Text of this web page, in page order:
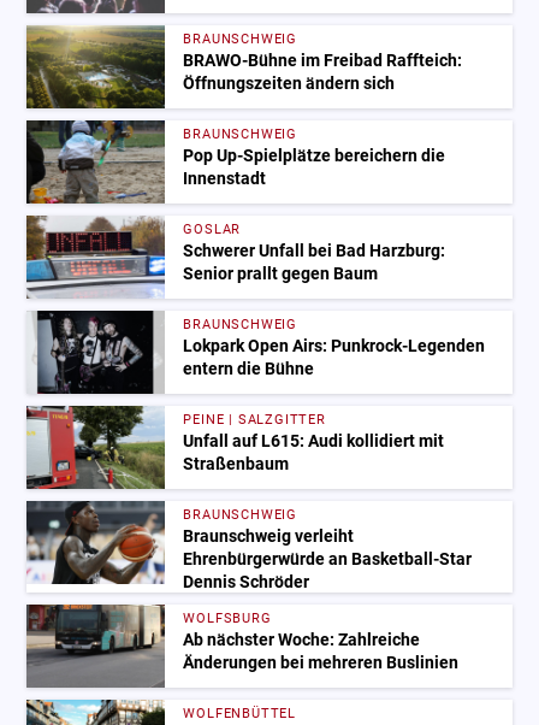
BRAUNSCHWEIG
BRAWO-Bühne im Freibad Raffteich:
Öffnungszeiten ändern sich
BRAUNSCHWEIG
Pop Up-Spielplätze bereichern die
Innenstadt
GOSLAR
Schwerer Unfall bei Bad Harzburg:
Senior prallt gegen Baum
BRAUNSCHWEIG
Lokpark Open Airs: Punkrock-Legenden
entern die Bühne
PEINE | SALZGITTER
Unfall auf L615: Audi kollidiert mit
Straßenbaum
BRAUNSCHWEIG
Braunschweig verleiht
Ehrenbürgerwürde an Basketball-Star
Dennis Schröder
WOLFSBURG
Ab nächster Woche: Zahlreiche
Änderungen bei mehreren Buslinien
WOLFENBÜTTEL